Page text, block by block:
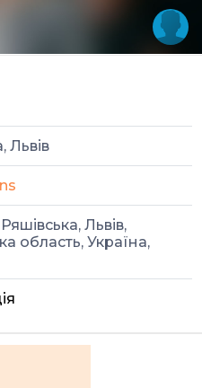
Львів
Львів,
область, Україна,